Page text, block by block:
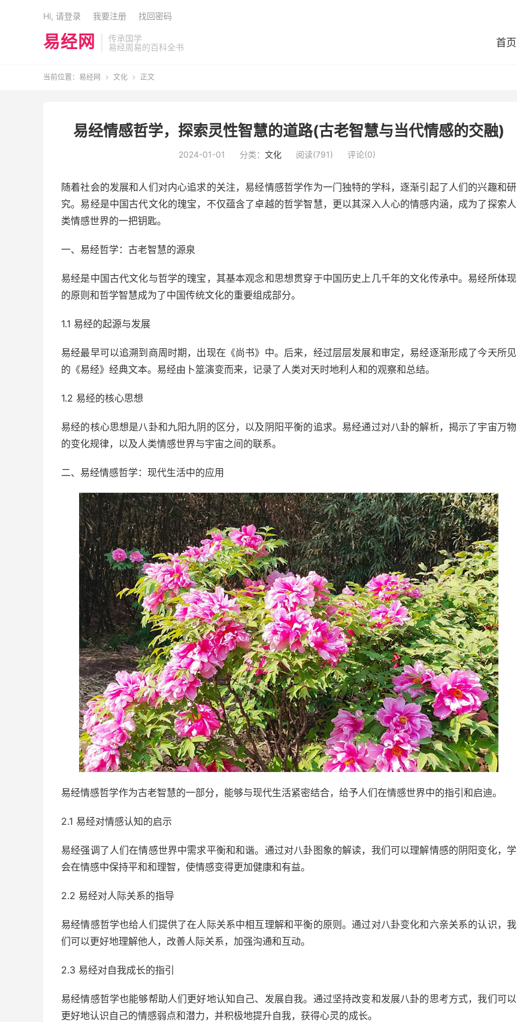
易经网
传承国学
易经周易的百科全书
首页
Hi, 请登录 我要注册 找回密码
当前位置： 易经网  文化  正文
易经情感哲学，探索灵性智慧的道路(古老智慧与当代情感的交融)
2024-01-01 分类： 文化 阅读(791) 评论(0)
随着社会的发展和人们对内心追求的关注，易经情感哲学作为一门独特的学科，逐渐引起了人们的兴趣和研
究。易经是中国古代文化的瑰宝，不仅蕴含了卓越的哲学智慧，更以其深入人心的情感内涵，成为了探索人
类情感世界的一把钥匙。
一、易经哲学：古老智慧的源泉
易经是中国古代文化与哲学的瑰宝，其基本观念和思想贯穿于中国历史上几千年的文化传承中。易经所体现
的原则和哲学智慧成为了中国传统文化的重要组成部分。
1.1 易经的起源与发展
易经最早可以追溯到商周时期，出现在《尚书》中。后来，经过层层发展和审定，易经逐渐形成了今天所见
的《易经》经典文本。易经由卜筮演变而来，记录了人类对天时地利人和的观察和总结。
1.2 易经的核心思想
易经的核心思想是八卦和九阳九阴的区分，以及阴阳平衡的追求。易经通过对八卦的解析，揭示了宇宙万物
的变化规律，以及人类情感世界与宇宙之间的联系。
二、易经情感哲学：现代生活中的应用
易经情感哲学作为古老智慧的一部分，能够与现代生活紧密结合，给予人们在情感世界中的指引和启迪。
2.1 易经对情感认知的启示
易经强调了人们在情感世界中需求平衡和和谐。通过对八卦图象的解读，我们可以理解情感的阴阳变化，学
会在情感中保持平和和理智，使情感变得更加健康和有益。
2.2 易经对人际关系的指导
易经情感哲学也给人们提供了在人际关系中相互理解和平衡的原则。通过对八卦变化和六亲关系的认识，我
们可以更好地理解他人，改善人际关系，加强沟通和互动。
2.3 易经对自我成长的指引
易经情感哲学也能够帮助人们更好地认知自己、发展自我。通过坚持改变和发展八卦的思考方式，我们可以
更好地认识自己的情感弱点和潜力，并积极地提升自我，获得心灵的成长。